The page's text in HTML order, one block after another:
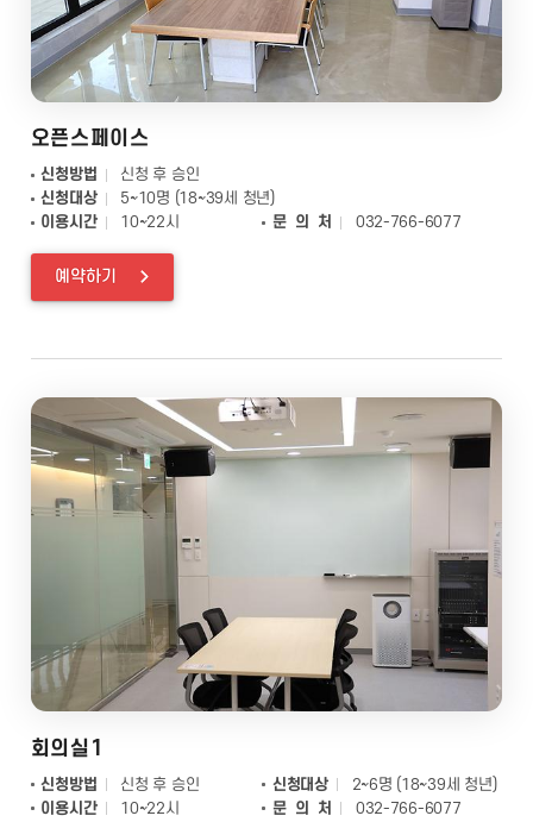
오픈스페이스
신청방법
신청 후 승인
신청대상
5~10명 (18~39세 청년)
이용시간
10~22시 문 의 처 032-766-6077
예약하기
회의실1
신청방법 신청 후 승인 신청대상
2~6명 (18~39세 청년)
이용시간
10~22시 문 의 처 032-766-6077